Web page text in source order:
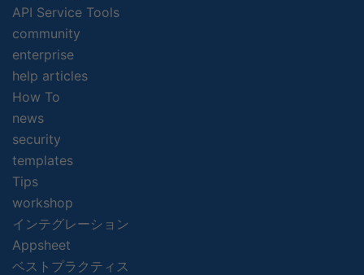
API Service Tools
community
enterprise
help articles
How To
news
security
templates
Tips
workshop
インテグレーション
Appsheet
ベストプラクティス